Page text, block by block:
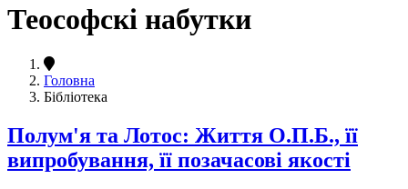
Теософскі набутки
Головна
Бібліотека
Полум'я та Лотос: Життя О.П.Б., її
випробування, її позачасові якості